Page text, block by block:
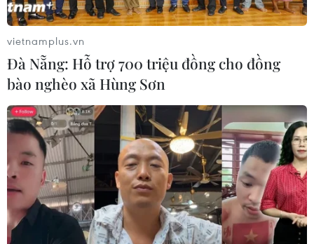
thử khi đến Quy Nhơn
Chưa có bằng chứng truyền máu trẻ
giúp chống lão hóa
06/08/2026 23:16
Xung đột Israel-Hamas: Ít nhất 300
trẻ em thiệt mạng trong 300 ngày
qua
vietnamplus.vn
Đà Nẵng: Hỗ trợ 700 triệu đồng cho đồng
bào nghèo xã Hùng Sơn